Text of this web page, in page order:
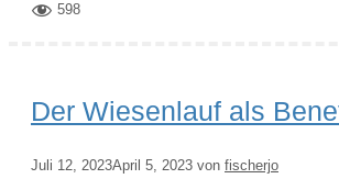
598
Der Wiesenlauf als
Juli 12, 2023April 5, 2023 von fischerjo